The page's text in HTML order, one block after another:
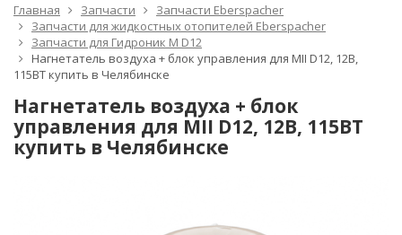
Главная Запчасти
Запчасти Eberspacher
Запчасти для жидкостных отопителей Eberspacher
Запчасти для Гидроник M D12
Нагнетатель воздуха + блок управления для MII D12, 12В,
115ВТ купить в Челябинске
Нагнетатель воздуха + блок
управления для MII D12, 12В, 115ВТ
купить в Челябинске